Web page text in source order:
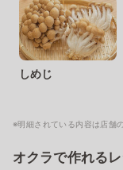
しめじ
※明細されている内容は店舗
オクラで作れる